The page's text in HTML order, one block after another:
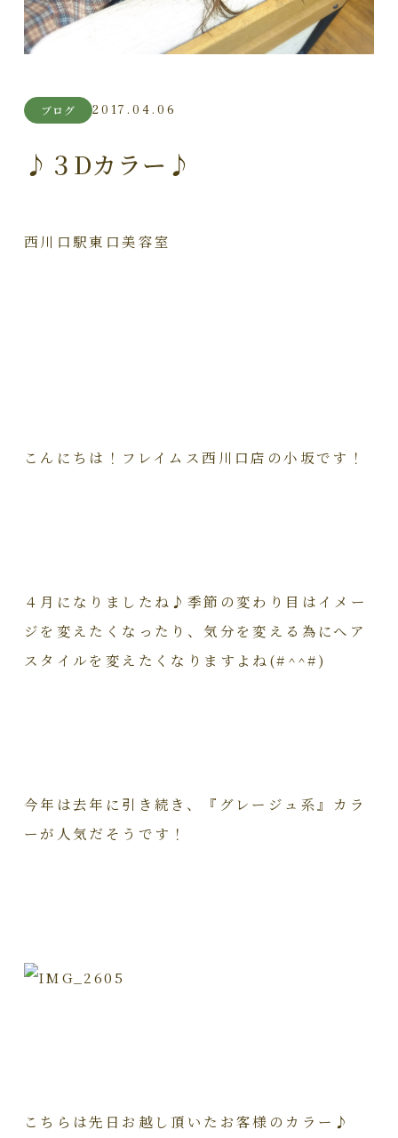
ブログ 2017.04.06
♪３Dカラー♪
西川口駅東口美容室
こんにちは！フレイムス西川口店の小坂です！
４月になりましたね♪季節の変わり目はイメー
ジを変えたくなったり、気分を変える為にへア
スタイルを変えたくなりますよね(#^^#)
今年は去年に引き続き、『グレージュ系』カラ
ーが人気だそうです！
こちらは先日お越し頂いたお客様のカラー♪